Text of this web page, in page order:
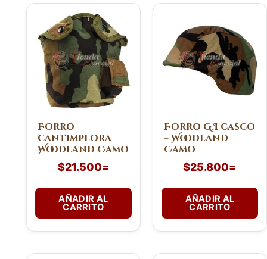
Forro
cantimplora
Woodland Camo
$21.500=
AÑADIR AL
CARRITO
Forro G.I casco
– Woodland
Camo
$25.800=
AÑADIR AL
CARRITO